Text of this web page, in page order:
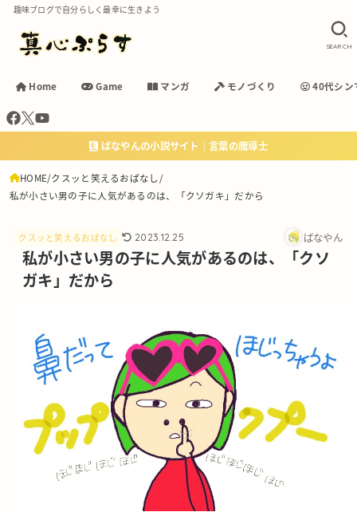
趣味ブログで自分らしく最幸に生きよう
Home Game マンガ モノづくり 40代シン
SEARCH
ばなやんの小説サイト｜言葉の魔導士
HOME クスッと笑えるおぱなし
私が小さい男の子に人気があるのは、「クソガキ」だから
クスッと笑えるおぱなし 2023.12.25 ばなやん
私が小さい男の子に人気があるのは、「クソ
ガキ」だから